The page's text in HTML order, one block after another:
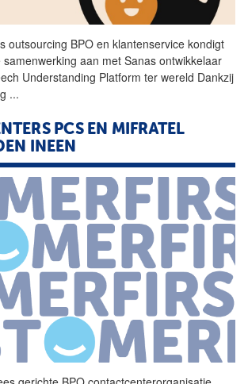
outsourcing BPO en klantenservice kondigt
aan met Sanas ontwikkelaar
Understanding Platform ter wereld Dankzij
...
PCS EN MIFRATEL
INEEN